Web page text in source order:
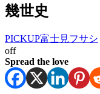
幾世史
PICKUP富士見フサシ
off
Spread the love